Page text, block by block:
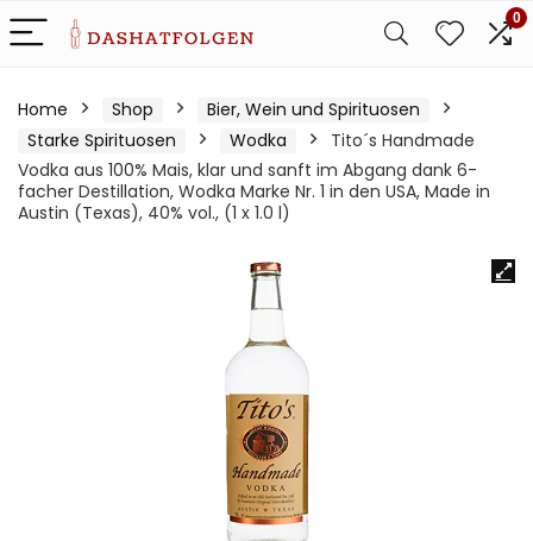
0
Home Shop
Bier, Wein und Spirituosen
Starke Spirituosen
Wodka
Tito´s Handmade
Vodka aus 100% Mais, klar und sanft im Abgang dank 6-
facher Destillation, Wodka Marke Nr. 1 in den USA, Made in
Austin (Texas), 40% vol., (1 x 1.0 l)